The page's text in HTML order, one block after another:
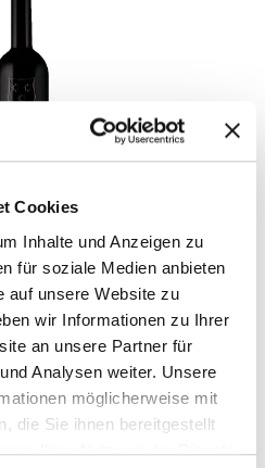
Cookies
Inhalte und Anzeigen zu
für soziale Medien anbieten
auf unsere Website zu
wir Informationen zu Ihrer
an unsere Partner für
Analysen weiter. Unsere
möglicherweise mit
die Sie ihnen bereitgestellt
Ihrer Nutzung der Dienste
Merlot DOC Ticino2024